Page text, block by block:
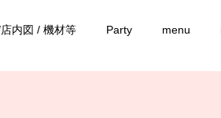
内図 / 機材等 Party menu